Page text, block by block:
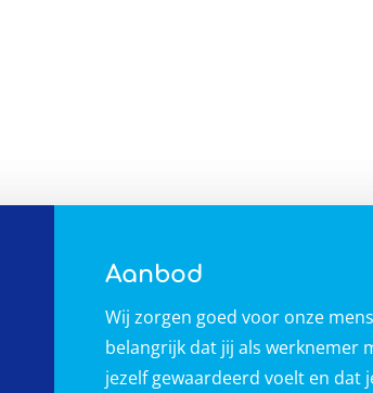
Aanbod
Wij zorgen goed voor onze
belangrijk dat jij als werknemer
jezelf gewaardeerd voelt en dat